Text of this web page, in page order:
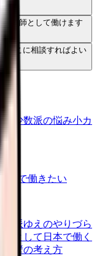
護師として働けます
どこに相談すればよい
・少数派の悩み小カ
海外で働きたい
派ゆえのやりづら
師として日本で働く
の壁の考え方